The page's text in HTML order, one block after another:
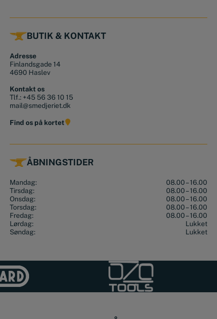
BUTIK & KONTAKT
Adresse
Finlandsgade 14
4690 Haslev
Kontakt os
Tlf.: +45 56 36 10 15
mail@smedjeriet.dk
Find os på kortet
ÅBNINGSTIDER
Mandag:
08.00 – 16.00
Tirsdag:
08.00 – 16.00
Onsdag:
08.00 – 16.00
Torsdag:
08.00 – 16.00
Fredag:
08.00 – 16.00
Lørdag:
Lukket
Søndag:
Lukket